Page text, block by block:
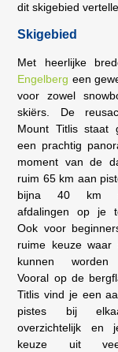
dit skigebied
Skigebied
Met heerlijke
Engelberg een
voor zowel
skiërs. De
Mount Titlis staat
een prachtig
moment van de
ruim 65 km aan
bijna 40 km
afdalingen op je
Ook voor
ruime keuze waar
kunnen worden
Vooral op de
Titlis vind je een
pistes bij
overzichtelijk en
keuze uit